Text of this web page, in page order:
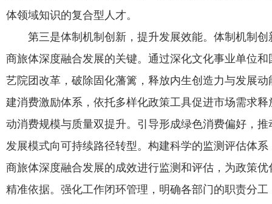
体领域知识的复合型人才。
第三是体制机制创新，提升发展效能。体制机制创
商旅体深度融合发展的关键。通过深化文化事业单位和
艺院团改革，破除固化藩篱，释放内生创造力与发展动
建消费激励体系，依托多样化政策工具促进市场需求释
动消费规模与质量双提升。引导形成绿色消费偏好，推
发展模式向可持续路径转型。构建科学的监测评估体系
商旅体深度融合发展的成效进行监测和评估，为政策优
精准依据。强化工作闭环管理，明确各部门的职责分工